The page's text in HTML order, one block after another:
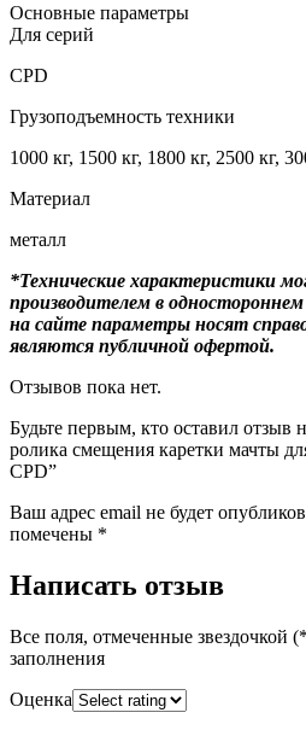
Основные параметры
Для серий
CPD
Грузоподъемность техники
1000 кг, 1500 кг, 1800 кг, 2500 кг,
Материал
металл
*Технические характеристики
производителем в
на сайте параметры носят
являются публичной офертой.
Отзывов пока нет.
Будьте первым, кто оставил отзыв
ролика смещения каретки мачты
CPD”
Ваш адрес email не будет
помечены *
Написать отзыв
Все поля, отмеченные звездочкой
заполнения
Оценка